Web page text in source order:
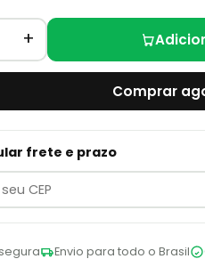
+
Comprar
frete e prazo
Envio para todo o Brasil